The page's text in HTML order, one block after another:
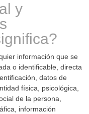
y
información que se
o identificable, directa
datos de
física, psicológica,
de la persona,
información